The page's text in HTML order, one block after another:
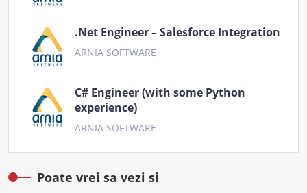
.Net Engineer – Salesforce Integration
ARNIA SOFTWARE
C# Engineer (with some Python
experience)
ARNIA SOFTWARE
Poate vrei sa vezi si